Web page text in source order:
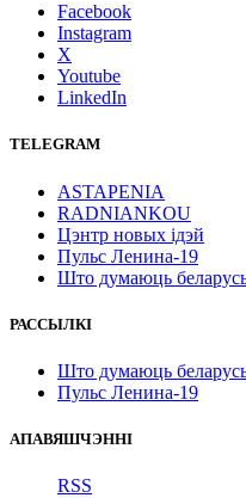
Facebook
Instagram
X
Youtube
LinkedIn
TELEGRAM
ASTAPENIA
RADNIANKOU
Цэнтр новых ідэй
Пульс Ленина-19
Што думаюць
РАССЫЛКІ
Што думаюць
Пульс Ленина-19
АПАВЯШЧЭННІ
RSS